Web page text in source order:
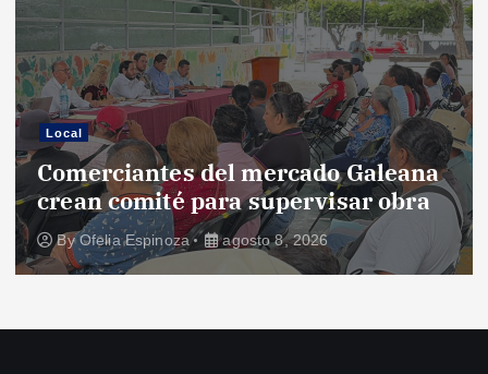
Local
Comerciantes del mercado Galeana
crean comité para supervisar obra
ByOfelia Espinoza agosto 8, 2026